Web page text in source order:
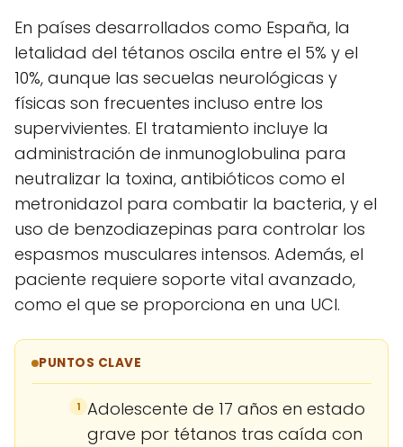
En países desarrollados como España, la
letalidad del tétanos oscila entre el 5% y el
10%, aunque las secuelas neurológicas y
físicas son frecuentes incluso entre los
supervivientes. El tratamiento incluye la
administración de inmunoglobulina para
neutralizar la toxina, antibióticos como el
metronidazol para combatir la bacteria, y el
uso de benzodiazepinas para controlar los
espasmos musculares intensos. Además, el
paciente requiere soporte vital avanzado,
como el que se proporciona en una UCI.
PUNTOS CLAVE
1 Adolescente de 17 años en estado
grave por tétanos tras caída con